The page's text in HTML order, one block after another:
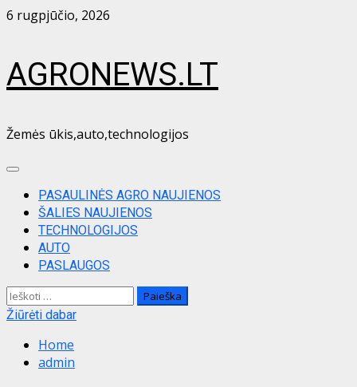
Skip
6 rugpjūčio, 2026
AGRONEWS.LT
Žemės ūkis,auto,technologijos
Primary
MenuPASAULINĖS AGRO NAUJIENOS
ŠALIES NAUJIENOS
TECHNOLOGIJOS
AUTO
PASLAUGOS
Ieškoti:
Žiūrėti dabar
Home
admin